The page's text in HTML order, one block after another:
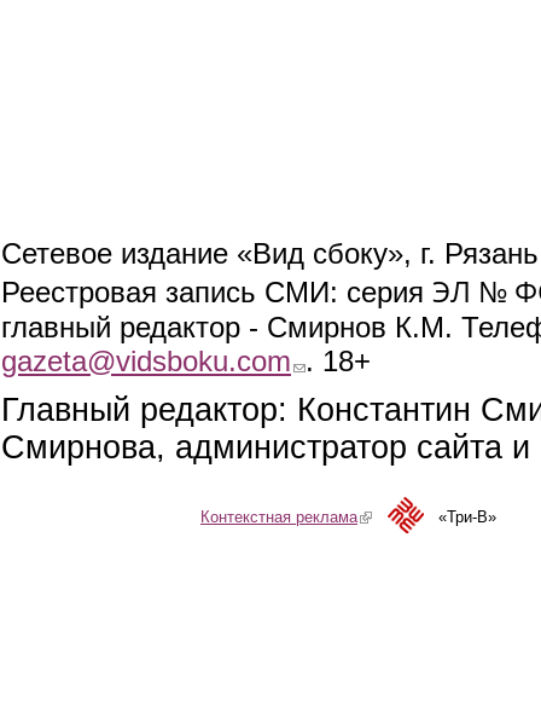
Сетевое издание «Вид сбоку», г.
Реестровая запись СМИ: серия ЭЛ №
главный редактор - Смирнов К.М.
gazeta@vidsboku.com (link sends e-mail)
. 18+
Главный редактор: Константин
Смирнова, администратор сайта
Контекстная реклама(link is external)«Три-В»